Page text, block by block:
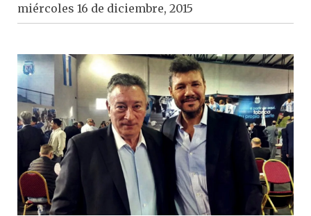
miércoles 16 de diciembre, 2015